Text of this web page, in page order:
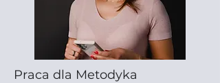
Praca dla Metodyka